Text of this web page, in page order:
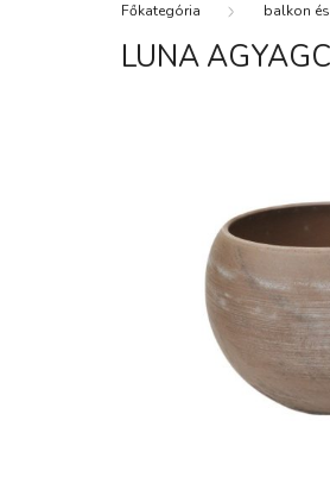
balkon
LUNA